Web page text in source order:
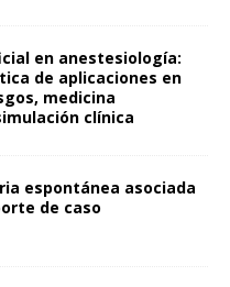
en anestesiología:
de aplicaciones en
medicina
clínica
espontánea asociada
de caso